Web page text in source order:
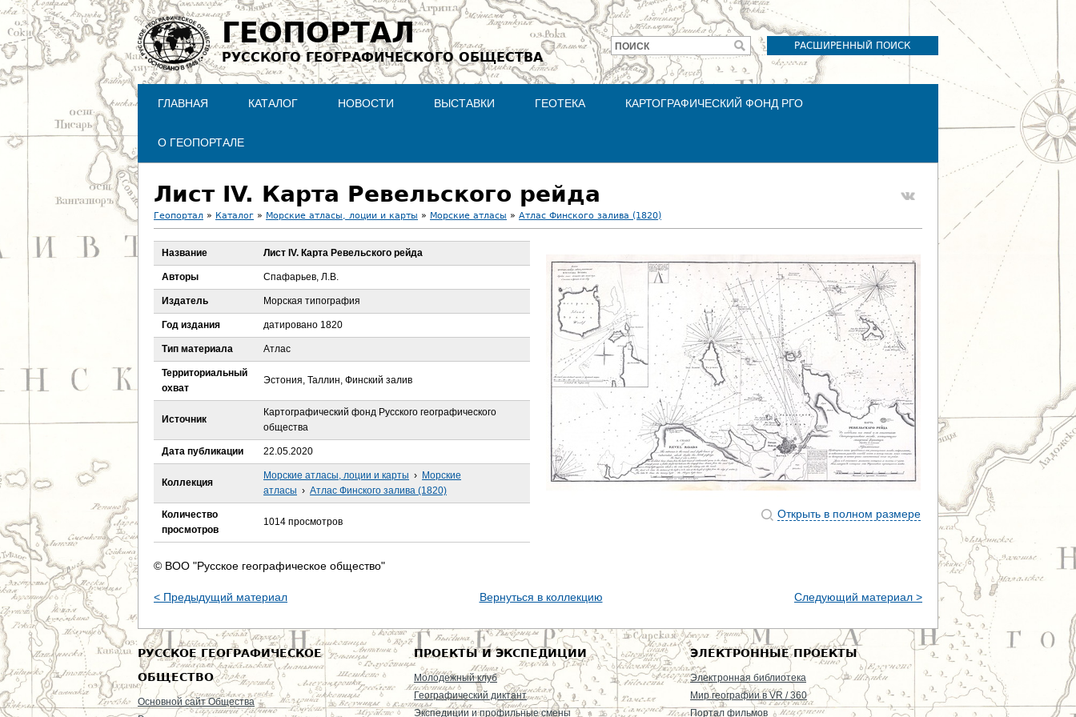
Jump to navigation
ГЕОПОРТАЛ
РУССКОГО ГЕОГРАФИЧЕСКОГО ОБЩЕСТВА
РАСШИРЕННЫЙ ПОИСК
Форма
поиска
ПОИСК
ГЛАВНАЯ КАТАЛОГ НОВОСТИ ВЫСТАВКИ ГЕОТЕКА КАРТОГРАФИЧЕСКИЙ ФОНД РГО
О ГЕОПОРТАЛЕ
Лист IV. Карта Ревельского рейда
В
ы
д
е
с
Геопортал » Каталог » Морские атласы, лоции и карты » Морские атласы » Атлас Финского залива (1820)
Открыть в полном размере
Название Лист IV. Карта Ревельского рейда
Авторы Спафарьев, Л.В.
Издатель Морская типография
Год издания датировано 1820
Тип материала Атлас
Территориальный
охват
Эстония, Таллин, Финский залив
Источник
Картографический фонд Русского географического
общества
Дата публикации 22.05.2020
Коллекция
Морские атласы, лоции и карты › Морские
атласы › Атлас Финского залива (1820)
Количество
просмотров
1014 просмотров
© ВОО "Русское географическое общество"
< Предыдущий материал Вернуться в коллекцию Следующий материал >
РУССКОЕ ГЕОГРАФИЧЕСКОЕ
ОБЩЕСТВО
Основной сайт Общества
ПРОЕКТЫ И ЭКСПЕДИЦИИ
Молодежный клуб
Географический диктант
Экспедиции и профильные смены
ЭЛЕКТРОННЫЕ ПРОЕКТЫ
Электронная библиотека
Мир географии в VR / 360
Портал фильмов